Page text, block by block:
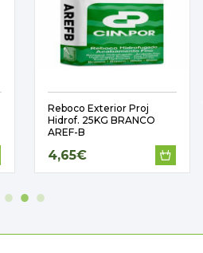
Reboco Exterior Proj
Hidrof. 25KG BRANCO
AREF-B
4,65€